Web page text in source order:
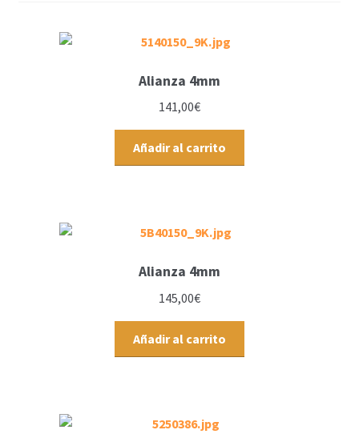
Alianza 4mm
141,00€
Añadir al carrito
Alianza 4mm
145,00€
Añadir al carrito